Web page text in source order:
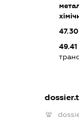
47.30
49.41